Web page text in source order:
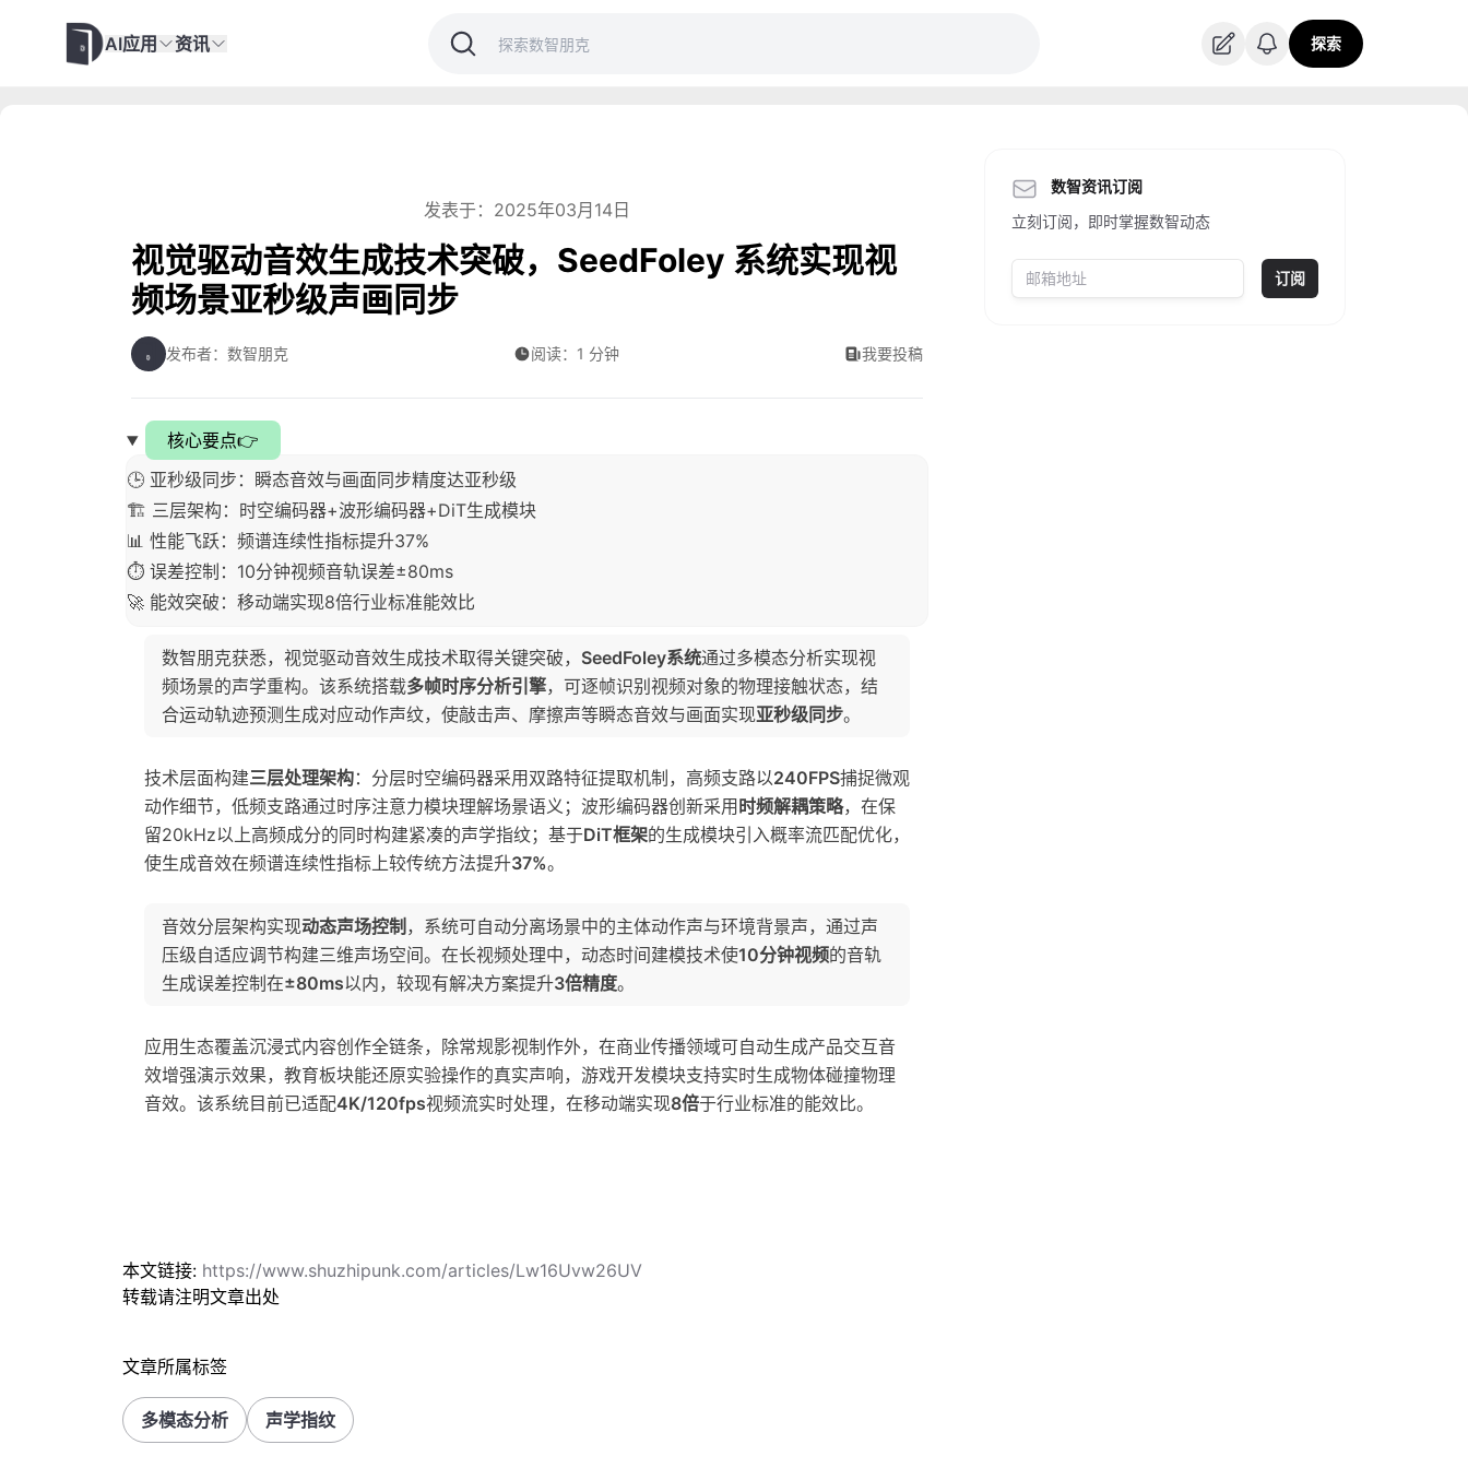
AI应用 资讯 探索
发表于：2025年03月14日
视觉驱动音效生成技术突破，SeedFoley 系统实现视
频场景亚秒级声画同步
发布者：数智朋克 阅读：1 分钟 我要投稿
核心要点👉
🕒 亚秒级同步：瞬态音效与画面同步精度达亚秒级
🏗️ 三层架构：时空编码器+波形编码器+DiT生成模块
📊 性能飞跃：频谱连续性指标提升37%
⏱️ 误差控制：10分钟视频音轨误差±80ms
🚀 能效突破：移动端实现8倍行业标准能效比
数智朋克获悉，视觉驱动音效生成技术取得关键突破， SeedFoley系统通过多模态分析实现视
频场景的声学重构。该系统搭载多帧时序分析引擎，可逐帧识别视频对象的物理接触状态，结
合运动轨迹预测生成对应动作声纹，使敲击声、摩擦声等瞬态音效与画面实现亚秒级同步。
技术层面构建三层处理架构：分层时空编码器采用双路特征提取机制，高频支路以240FPS捕捉微观
动作细节，低频支路通过时序注意力模块理解场景语义；波形编码器创新采用 时频解耦策略，在保
留20kHz以上高频成分的同时构建紧凑的声学指纹；基于DiT框架的生成模块引入概率流匹配优化，
使生成音效在频谱连续性指标上较传统方法提升37%。
音效分层架构实现动态声场控制 ，系统可自动分离场景中的主体动作声与环境背景声，通过声
压级自适应调节构建三维声场空间。在长视频处理中，动态时间建模技术使10分钟视频的音轨
生成误差控制在±80ms以内，较现有解决方案提升3倍精度。
应用生态覆盖沉浸式内容创作全链条，除常规影视制作外，在商业传播领域可自动生成产品交互音
效增强演示效果，教育板块能还原实验操作的真实声响，游戏开发模块支持实时生成物体碰撞物理
音效。该系统目前已适配4K/120fps视频流实时处理，在移动端实现8倍于行业标准的能效比。
数智资讯订阅
立刻订阅，即时掌握数智动态
订阅
本文链接: https://www.shuzhipunk.com/articles/Lw16Uvw26UV
转载请注明文章出处
文章所属标签
多模态分析 声学指纹